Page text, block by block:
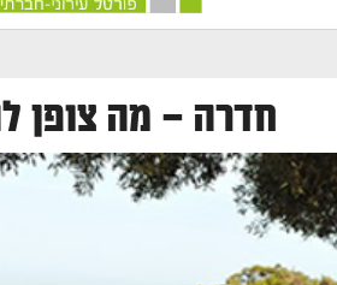
חדרה – מה צופן